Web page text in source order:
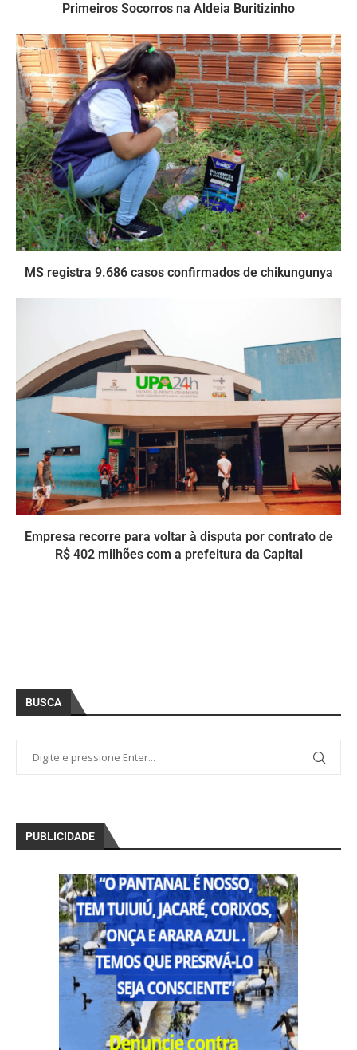
Primeiros Socorros na Aldeia Buritizinho
MS registra 9.686 casos confirmados de chikungunya
Empresa recorre para voltar à disputa por contrato de
R$ 402 milhões com a prefeitura da Capital
BUSCA
PUBLICIDADE